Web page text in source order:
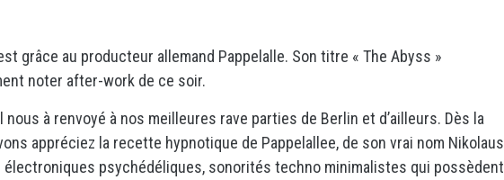
grâce au producteur allemand Pappelalle. Son titre « The Abyss »
noter after-work de ce soir.
à renvoyé à nos meilleures rave parties de Berlin et d’ailleurs. Dès la
appréciez la recette hypnotique de Pappelallee, de son vrai nom Nikolaus
électroniques psychédéliques, sonorités techno minimalistes qui possèdent